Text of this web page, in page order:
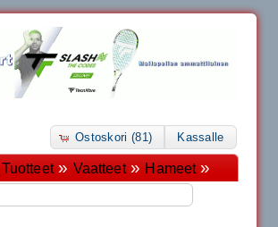
Ostoskori (81) Kassalle
Tuotteet» Vaatteet» Hameet»